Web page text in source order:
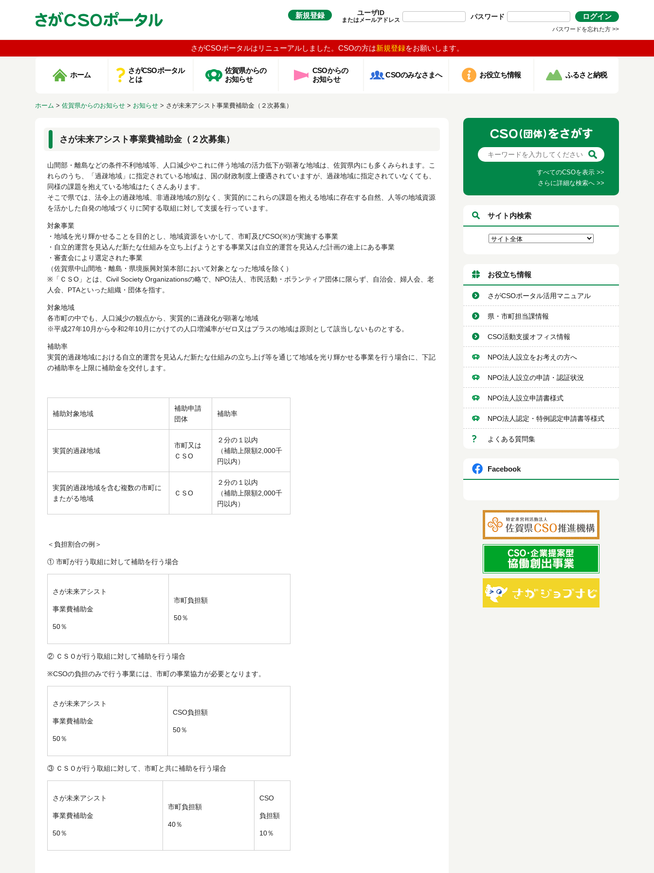
新規登録 ユーザID
またはメールアドレス パスワード ログイン
パスワードを忘れた方 >>
さがCSOポータルはリニューアルしました。CSOの方は新規登録をお願いします。
ホーム
さがCSOポータル
とは
佐賀県からの
お知らせ
CSOからの
お知らせ
CSOのみなさまへ お役立ち情報 ふるさと納税
ホーム > 佐賀県からのお知らせ > お知らせ > さが未来アシスト事業費補助金（２次募集）
さが未来アシスト事業費補助金（２次募集）
山間部・離島などの条件不利地域等、人口減少やこれに伴う地域の活力低下が顕著な地域は、佐賀県内にも多くみられます。こ
れらのうち、「過疎地域」に指定されている地域は、国の財政制度上優遇されていますが、過疎地域に指定されていなくても、
同様の課題を抱えている地域はたくさんあります。
そこで県では、法令上の過疎地域、非過疎地域の別なく、実質的にこれらの課題を抱える地域に存在する自然、人等の地域資源
を活かした自発の地域づくりに関する取組に対して支援を行っています。
対象事業
・地域を光り輝かせることを目的とし、地域資源をいかして、市町及びCSO(※)が実施する事業
・自立的運営を見込んだ新たな仕組みを立ち上げようとする事業又は自立的運営を見込んだ計画の途上にある事業
・審査会により選定された事業
（佐賀県中山間地・離島・県境振興対策本部において対象となった地域を除く）
※「ＣＳО」とは、Civil Society Organizationsの略で、NPO法人、市民活動・ボランティア団体に限らず、自治会、婦人会、老
人会、PTAといった組織・団体を指す。
対象地域
各市町の中でも、人口減少の観点から、実質的に過疎化が顕著な地域
※平成27年10月から令和2年10月にかけての人口増減率がゼロ又はプラスの地域は原則として該当しないものとする。
補助率
実質的過疎地域における自立的運営を見込んだ新たな仕組みの立ち上げ等を通じて地域を光り輝かせる事業を行う場合に、下記
の補助率を上限に補助金を交付します。
補助対象地域
補助申請
団体
補助率
実質的過疎地域
市町又は
ＣＳО
２分の１以内
（補助上限額2,000千
円以内）
実質的過疎地域を含む複数の市町に
またがる地域
ＣＳО
２分の１以内
（補助上限額2,000千
円以内）
＜負担割合の例＞
① 市町が行う取組に対して補助を行う場合
さが未来アシスト
事業費補助金
50％
市町負担額
50％
② ＣＳＯが行う取組に対して補助を行う場合
※CSOの負担のみで行う事業には、市町の事業協力が必要となります。
さが未来アシスト
事業費補助金
50％
CSO負担額
50％
③ ＣＳＯが行う取組に対して、市町と共に補助を行う場合
さが未来アシスト
事業費補助金
50％
市町負担額
40％
CSO
負担額
10％
すべてのCSOを表示 >>
さらに詳細な検索へ >>
サイト内検索
お役立ち情報
さがCSOポータル活用マニュアル
県・市町担当課情報
CSO活動支援オフィス情報
NPO法人設立をお考えの方へ
NPO法人設立の申請・認証状況
NPO法人設立申請書様式
NPO法人認定・特例認定申請書等様式
よくある質問集
Facebook